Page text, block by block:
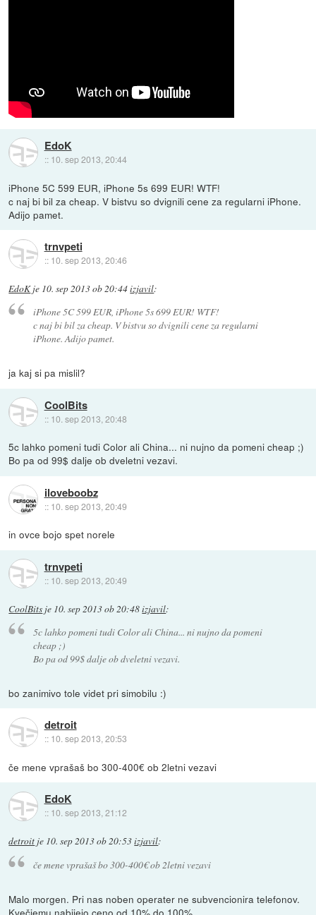
EdoK
:: 10. sep 2013, 20:44
iPhone 5C 599 EUR, iPhone 5s 699 EUR! WTF!
c naj bi bil za cheap. V bistvu so dvignili cene za regularni iPhone.
Adijo pamet.
trnvpeti
:: 10. sep 2013, 20:46
EdoKje 10. sep 2013 ob 20:44izjavil:
iPhone 5C 599 EUR, iPhone 5s 699 EUR! WTF!
c naj bi bil za cheap. V bistvu so dvignili cene za regularni
iPhone. Adijo pamet.
ja kaj si pa mislil?
CoolBits
:: 10. sep 2013, 20:48
5c lahko pomeni tudi Color ali China... ni nujno da pomeni cheap ;)
Bo pa od 99$ dalje ob dveletni vezavi.
iloveboobz
:: 10. sep 2013, 20:49
in ovce bojo spet norele
trnvpeti
:: 10. sep 2013, 20:49
CoolBits je 10. sep 2013 ob 20:48izjavil:
5c lahko pomeni tudi Color ali China... ni nujno da pomeni
cheap ;)
Bo pa od 99$ dalje ob dveletni vezavi.
bo zanimivo tole videt pri simobilu :)
detroit
:: 10. sep 2013, 20:53
če mene vprašaš bo 300-400€ ob 2letni vezavi
EdoK
:: 10. sep 2013, 21:12
detroit je 10. sep 2013 ob 20:53izjavil:
če mene vprašaš bo 300-400€ ob 2letni vezavi
Malo morgen. Pri nas noben operater ne subvencionira telefonov.
Kvečjemu nabijejo ceno od 10% do 100%.